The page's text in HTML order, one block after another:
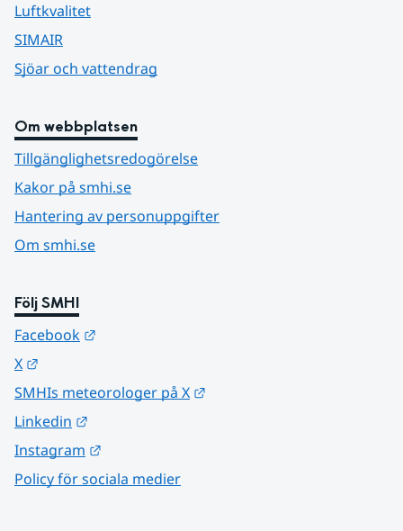
Luftkvalitet
SIMAIR
Sjöar och vattendrag
Om webbplatsen
Tillgänglighetsredogörelse
Kakor på smhi.se
Hantering av personuppgifter
Om smhi.se
Följ SMHI
Facebook
X
SMHIs meteorologer på X
Linkedin
Instagram
Policy för sociala medier